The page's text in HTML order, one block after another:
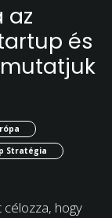
az
és
Stratégia
hogy